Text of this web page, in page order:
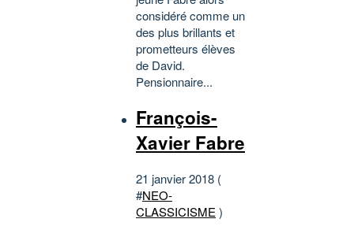
considéré comme un
des plus brillants et
prometteurs élèves
de David.
Pensionnaire...
François-
Xavier Fabre
21 janvier 2018 (
#NEO-
CLASSICISME )